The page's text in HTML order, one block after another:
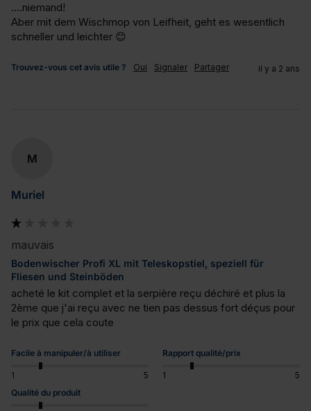
....niemand!
Aber mit dem Wischmop von Leifheit, geht es wesentlich
schneller und leichter 😊
Trouvez-vous cet avis utile ? Oui Signaler Partager il y a 2 ans
M
Muriel
mauvais
Bodenwischer Profi XL mit Teleskopstiel, speziell für
Fliesen und Steinböden
acheté le kit complet et la serpière reçu déchiré et plus la
2ème que j'ai reçu avec ne tien pas dessus fort déçus pour
le prix que cela coute
Facile à manipuler/à utiliser
1 5
Rapport qualité/prix
1
5
Qualité du produit